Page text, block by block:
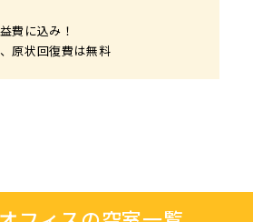
費に込み！
原状回復費は無料
費に込み！
原状回復費は無料
費に込み！
原状回復費は無料
費に込み！
原状回復費は無料
費に込み！
原状回復費は無料
費に込み！
原状回復費は無料
費に込み！
原状回復費は無料
費に込み！
原状回復費は無料